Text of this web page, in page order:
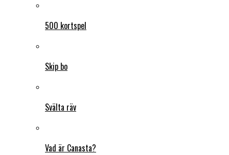
500 kortspel
Skip bo
Svälta räv
Vad är Canasta?